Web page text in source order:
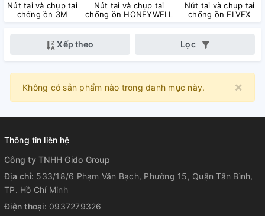
Nút tai và chụp tai
chống ồn 3M
Nút tai và chụp tai
chống ồn HONEYWELL
Nút tai và chụp tai
chống ồn ELVEX
Xếp theo Lọc
×
Không có sản phẩm nào trong danh mục này.
Thông tin liên hệ
Công ty TNHH Gido Group
Địa chỉ: 533/18/6 Phạm Văn Bạch, Phường 15, Quận Tân Bình,
TP. Hồ Chí Minh
Điện thoại: 0937279326